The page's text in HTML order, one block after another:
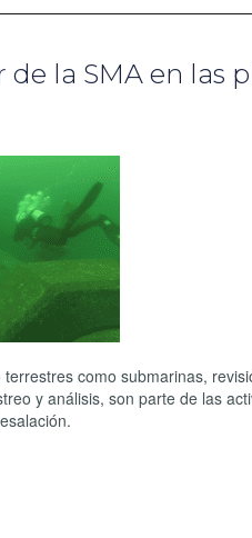
de la SMA en las
como submarinas,
y análisis, son parte de las